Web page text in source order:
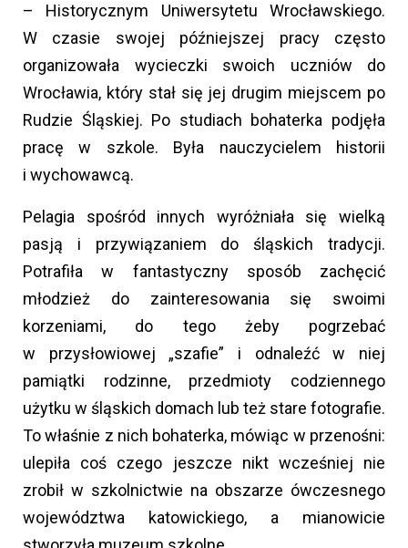
– Historycznym Uniwersytetu Wrocławskiego.
W czasie swojej późniejszej pracy często
organizowała wycieczki swoich uczniów do
Wrocławia, który stał się jej drugim miejscem po
Rudzie Śląskiej. Po studiach bohaterka podjęła
pracę w szkole. Była nauczycielem historii
i wychowawcą.
Pelagia spośród innych wyróżniała się wielką
pasją i przywiązaniem do śląskich tradycji.
Potrafiła w fantastyczny sposób zachęcić
młodzież do zainteresowania się swoimi
korzeniami, do tego żeby pogrzebać
w przysłowiowej „szafie” i odnaleźć w niej
pamiątki rodzinne, przedmioty codziennego
użytku w śląskich domach lub też stare fotografie.
To właśnie z nich bohaterka, mówiąc w przenośni:
ulepiła coś czego jeszcze nikt wcześniej nie
zrobił w szkolnictwie na obszarze ówczesnego
województwa katowickiego, a mianowicie